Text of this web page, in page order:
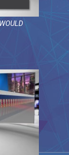
WOULD